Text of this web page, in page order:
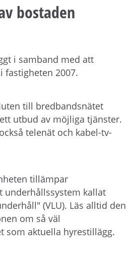
bostaden
i samband med att
fastigheten 2007.
till bredbandsnätet
utbud av möjliga tjänster.
telenät och kabel-tv-
tillämpar
underhållssystem kallat
(VLU). Läs alltid den
om så väl
som aktuella hyrestillägg.